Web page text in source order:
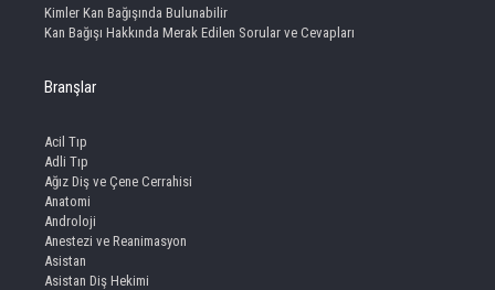
Kimler Kan Bağışında Bulunabilir
Kan Bağışı Hakkında Merak Edilen Sorular ve Cevapları
Branşlar
Acil Tıp
Adli Tıp
Ağız Diş ve Çene Cerrahisi
Anatomi
Androloji
Anestezi ve Reanimasyon
Asistan
Asistan Diş Hekimi